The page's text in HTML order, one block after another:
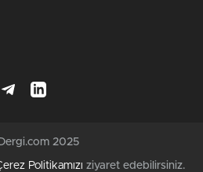
2025
Politikamızı ziyaret edebilirsiniz.